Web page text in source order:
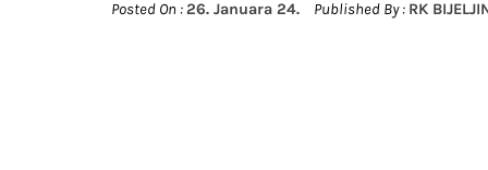
Posted On :26. Januara 24. Published By : RK